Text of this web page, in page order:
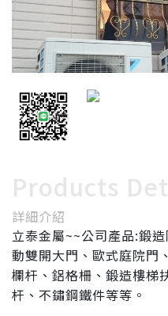
Products
詳細介紹
立泰金屬~~公司產品:鍛
動雙開大門、歐式庭院門
欄杆、鋁格柵、鍛造樓梯
杆、不鏽鋼鐵件等等。